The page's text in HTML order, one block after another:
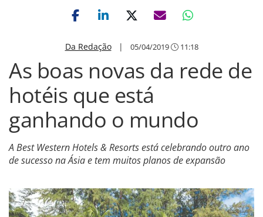
Da Redação| 05/04/2019 11:18
As boas novas da rede de
hotéis que está
ganhando o mundo
A Best Western Hotels & Resorts está celebrando outro ano
de sucesso na Ásia e tem muitos planos de expansão